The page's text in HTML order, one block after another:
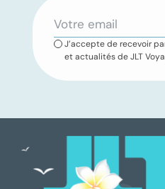
J’accepte de recevoir
et actualités de JLT